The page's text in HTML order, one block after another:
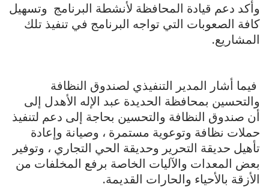
وأكد دعم قيادة المحافظة لأنشطة البرنامج وتسهيل
كافة الصعوبات التي تواجه البرنامج في تنفيذ تلك
المشاريع.
فيما أشار المدير التنفيذي لصندوق النظافة
والتحسين بمحافظة الحديدة عبد الإله الأهدل إلى
أن صندوق النظافة والتحسين بحاجة إلى دعم لتنفيذ
حملات نظافة وتوعوية مستمرة ، وصيانة وإعادة
تأهيل حديقة التحرير وحديقة الحي التجاري ، وتوفير
بعض المعدات والآليات الخاصة برفع المخلفات من
الأزقة بالأحياء والحارات القديمة.